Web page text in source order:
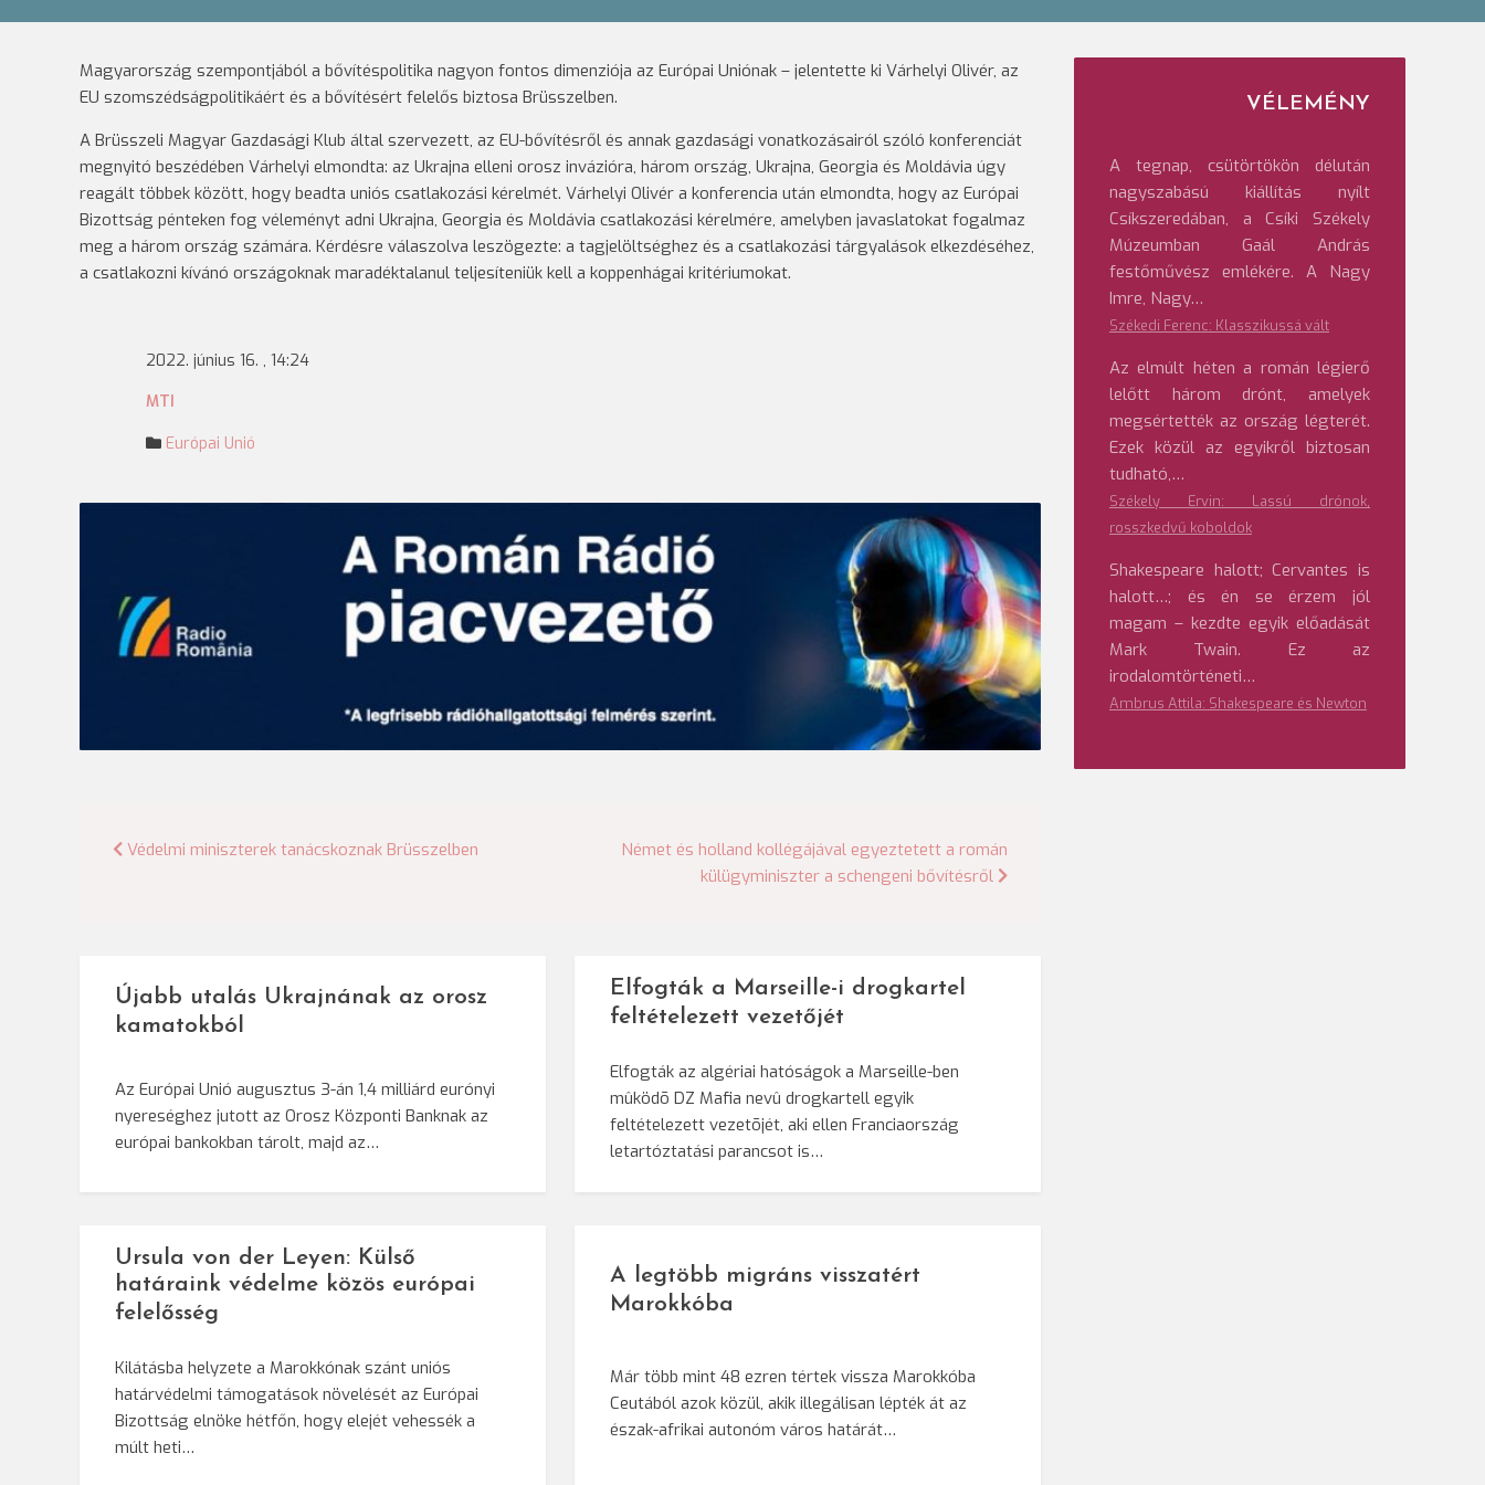
Magyarország szempontjából a bővítéspolitika nagyon fontos dimenziója az Európai Uniónak – jelentette ki Várhelyi Olivér, az
EU szomszédságpolitikáért és a bővítésért felelős biztosa Brüsszelben.
A Brüsszeli Magyar Gazdasági Klub által szervezett, az EU-bővítésről és annak gazdasági vonatkozásairól szóló konferenciát
megnyitó beszédében Várhelyi elmondta: az Ukrajna elleni orosz invázióra, három ország, Ukrajna, Georgia és Moldávia úgy
reagált többek között, hogy beadta uniós csatlakozási kérelmét. Várhelyi Olivér a konferencia után elmondta, hogy az Európai
Bizottság pénteken fog véleményt adni Ukrajna, Georgia és Moldávia csatlakozási kérelmére, amelyben javaslatokat fogalmaz
meg a három ország számára. Kérdésre válaszolva leszögezte: a tagjelöltséghez és a csatlakozási tárgyalások elkezdéséhez,
a csatlakozni kívánó országoknak maradéktalanul teljesíteniük kell a koppenhágai kritériumokat.
2022. június 16. , 14:24
MTI
Európai Unió
Bejegyzés
Védelmi miniszterek tanácskoznak Brüsszelben
Német és holland kollégájával egyeztetett a román
külügyminiszter a schengeni bővítésről
Újabb utalás Ukrajnának az orosz
kamatokból
Az Európai Unió augusztus 3-án 1,4 milliárd eurónyi
nyereséghez jutott az Orosz Központi Banknak az
európai bankokban tárolt, majd az…
Elfogták a Marseille-i drogkartel
feltételezett vezetőjét
Elfogták az algériai hatóságok a Marseille-ben
mûködõ DZ Mafia nevû drogkartell egyik
feltételezett vezetõjét, aki ellen Franciaország
letartóztatási parancsot is…
Ursula von der Leyen: Külső
határaink védelme közös európai
felelősség
Kilátásba helyzete a Marokkónak szánt uniós
határvédelmi támogatások növelését az Európai
Bizottság elnöke hétfőn, hogy elejét vehessék a
múlt heti…
A legtöbb migráns visszatért
Marokkóba
Már több mint 48 ezren tértek vissza Marokkóba
Ceutából azok közül, akik illegálisan lépték át az
észak-afrikai autonóm város határát…
VÉLEMÉNY
A tegnap, csütörtökön délután
nagyszabású kiállítás nyílt
Csíkszeredában, a Csíki Székely
Múzeumban Gaál András
festőművész emlékére. A Nagy
Imre, Nagy…
Székedi Ferenc: Klasszikussá vált
Az elmúlt héten a román légierő
lelőtt három drónt, amelyek
megsértették az ország légterét.
Ezek közül az egyikről biztosan
tudható,…
Székely Ervin: Lassú drónok,
rosszkedvű koboldok
Shakespeare halott; Cervantes is
halott…; és én se érzem jól
magam – kezdte egyik előadását
Mark Twain. Ez az
irodalomtörténeti…
Ambrus Attila: Shakespeare és Newton